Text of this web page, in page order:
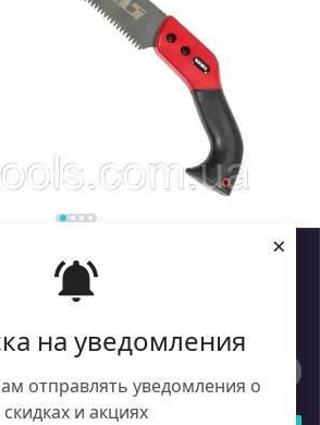
на уведомления
отправлять уведомления о
скидках и акциях
×
GS-300-01
на сайті — 450 ₴